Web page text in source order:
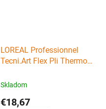
LOREAL Professionnel
Tecni.Art Flex Pli Thermo
sprej na vlasy
Skladom
€18,67